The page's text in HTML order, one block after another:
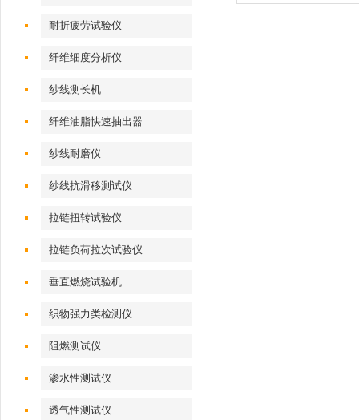
耐折疲劳试验仪
纤维细度分析仪
纱线测长机
纤维油脂快速抽出器
纱线耐磨仪
纱线抗滑移测试仪
拉链扭转试验仪
拉链负荷拉次试验仪
垂直燃烧试验机
织物强力类检测仪
阻燃测试仪
渗水性测试仪
透气性测试仪